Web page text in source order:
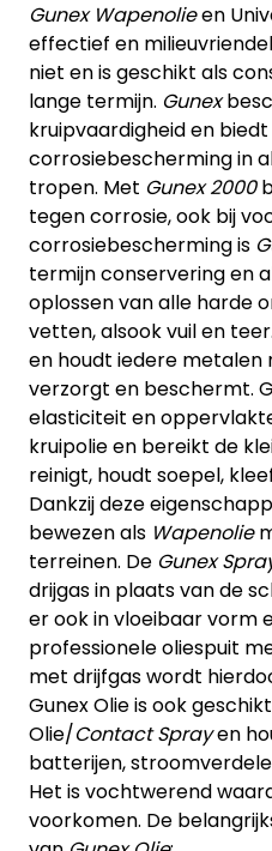
Gunex Wapenolieen
effectief en
niet en is geschikt als
lange termijn. Gunex
kruipvaardigheid en
corrosiebescherming in
tropen. Met Gunex 2000
tegen corrosie, ook bij
corrosiebescherming is
termijn conservering en
oplossen van alle harde
vetten, alsook vuil en teer.
en houdt iedere metalen
verzorgt en beschermt.
elasticiteit en
kruipolie en bereikt de
reinigt, houdt soepel,
Dankzij deze
bewezen als Wapenolie
terreinen. De Gunex
drijgas in plaats van de
er ook in vloeibaar vorm
professionele oliespuit
met drijfgas wordt
Gunex Olie is ook
Olie/Contact Sprayen
batterijen,
Het is vochtwerend
voorkomen. De